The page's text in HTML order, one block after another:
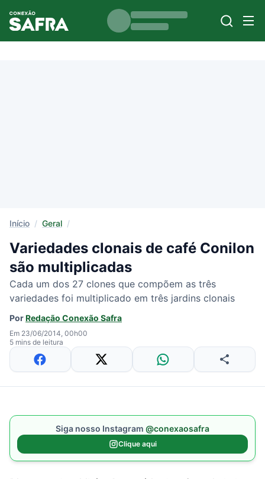
Início / Geral /
Variedades clonais de café Conilon
são multiplicadas
Cada um dos 27 clones que compõem as três
variedades foi multiplicado em três jardins clonais
PorRedação Conexão Safra
Em 23/06/2014, 00h00
5 mins de leitura
Siga nosso Instagram @conexaosafra
Clique aqui